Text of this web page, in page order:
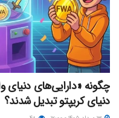
چگونه «دارایی‌های
دنیای کریپتو تبدیل شدند؟